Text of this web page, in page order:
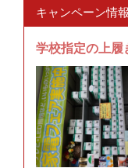
キャンペーン情報
学校指定の上履